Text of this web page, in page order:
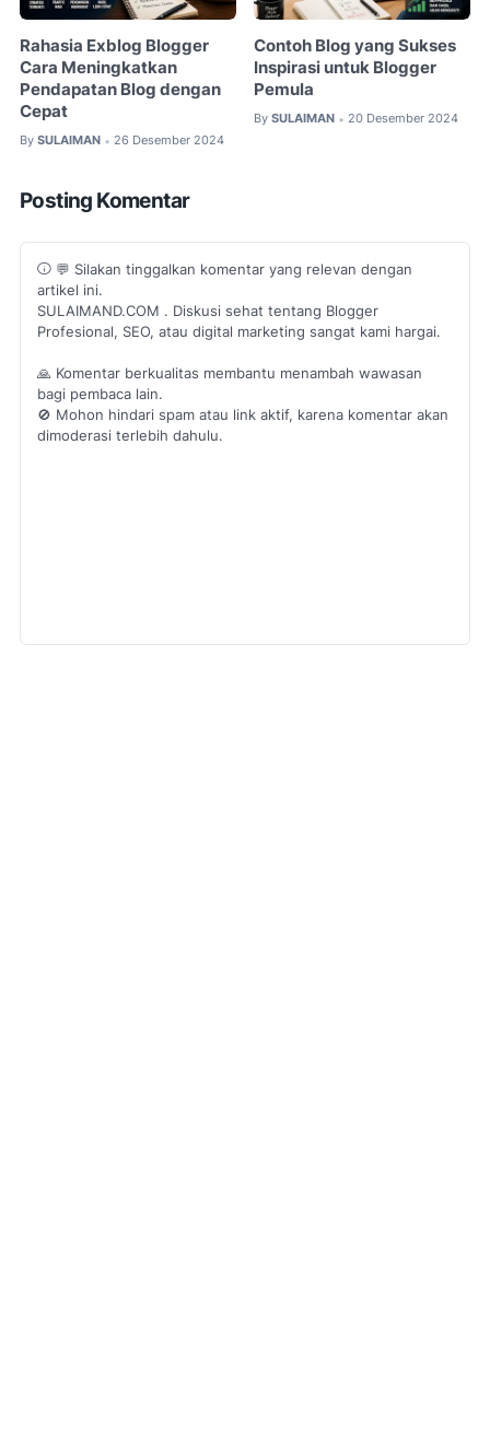
Rahasia Exblog Blogger
Cara Meningkatkan
Pendapatan Blog dengan
Cepat
By SULAIMAN • 26 Desember 2024
Contoh Blog yang Sukses
Inspirasi untuk Blogger
Pemula
By SULAIMAN • 20 Desember 2024
Posting Komentar
💬 Silakan tinggalkan komentar yang relevan dengan
artikel ini.
SULAIMAND.COM . Diskusi sehat tentang Blogger
Profesional, SEO, atau digital marketing sangat kami hargai.
🙏 Komentar berkualitas membantu menambah wawasan
bagi pembaca lain.
🚫 Mohon hindari spam atau link aktif, karena komentar akan
dimoderasi terlebih dahulu.